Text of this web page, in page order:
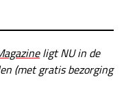
ligt NU in de
(met gratis bezorging